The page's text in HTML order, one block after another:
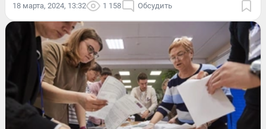
18 марта, 2024, 13:32 1 158 Обсудить